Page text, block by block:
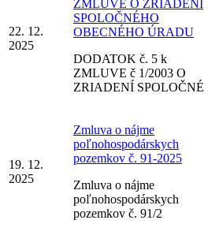
22. 12.
2025
ZMLUVE O ZRIADENÍ
SPOLOČNÉHO
OBECNÉHO ÚRADU
DODATOK č. 5 k
ZMLUVE č 1/2003 O
ZRIADENÍ SPOLOČNÉ
19. 12.
2025
Zmluva o nájme
poľnohospodárskych
pozemkov č. 91-2025
Zmluva o nájme
poľnohospodárskych
pozemkov č. 91/2